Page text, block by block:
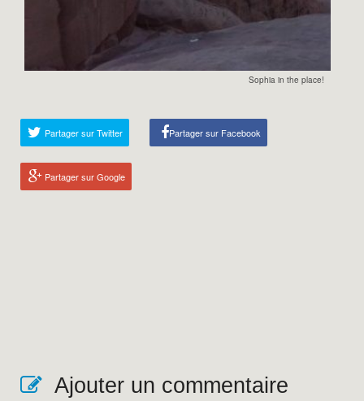
Sophia in the place!
Partager sur Twitter Partager sur Facebook
Partager sur Google
Ajouter un commentaire